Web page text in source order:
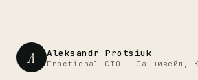
A Aleksandr Protsiuk
Fractional CTO - Саннивейл,